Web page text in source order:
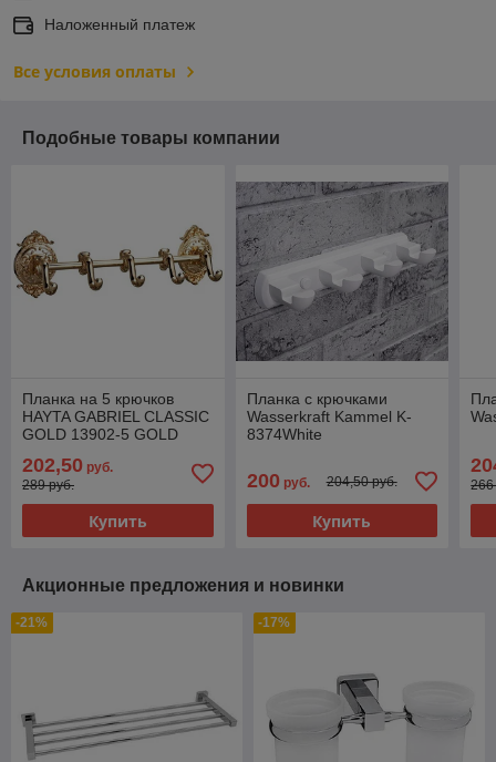
Наложенный платеж
Все условия оплаты
Подобные товары компании
Планка на 5 крючков
HAYTA GABRIEL CLASSIC
GOLD 13902-5 GOLD
202,50 руб.
289 руб.
Купить
Планка с крючками
Wasserkraft Kammel K-
8374White
200 руб. 204,50 руб.
Купить
266
Акционные предложения и новинки
-21% -17%